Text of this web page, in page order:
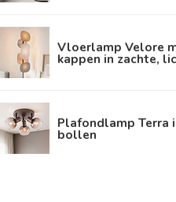
Vloerlamp Velore
kappen in zachte,
Plafondlamp Terra
bollen